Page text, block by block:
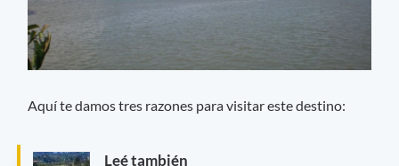
Aquí te damos tres razones para visitar este destino:
Leé también